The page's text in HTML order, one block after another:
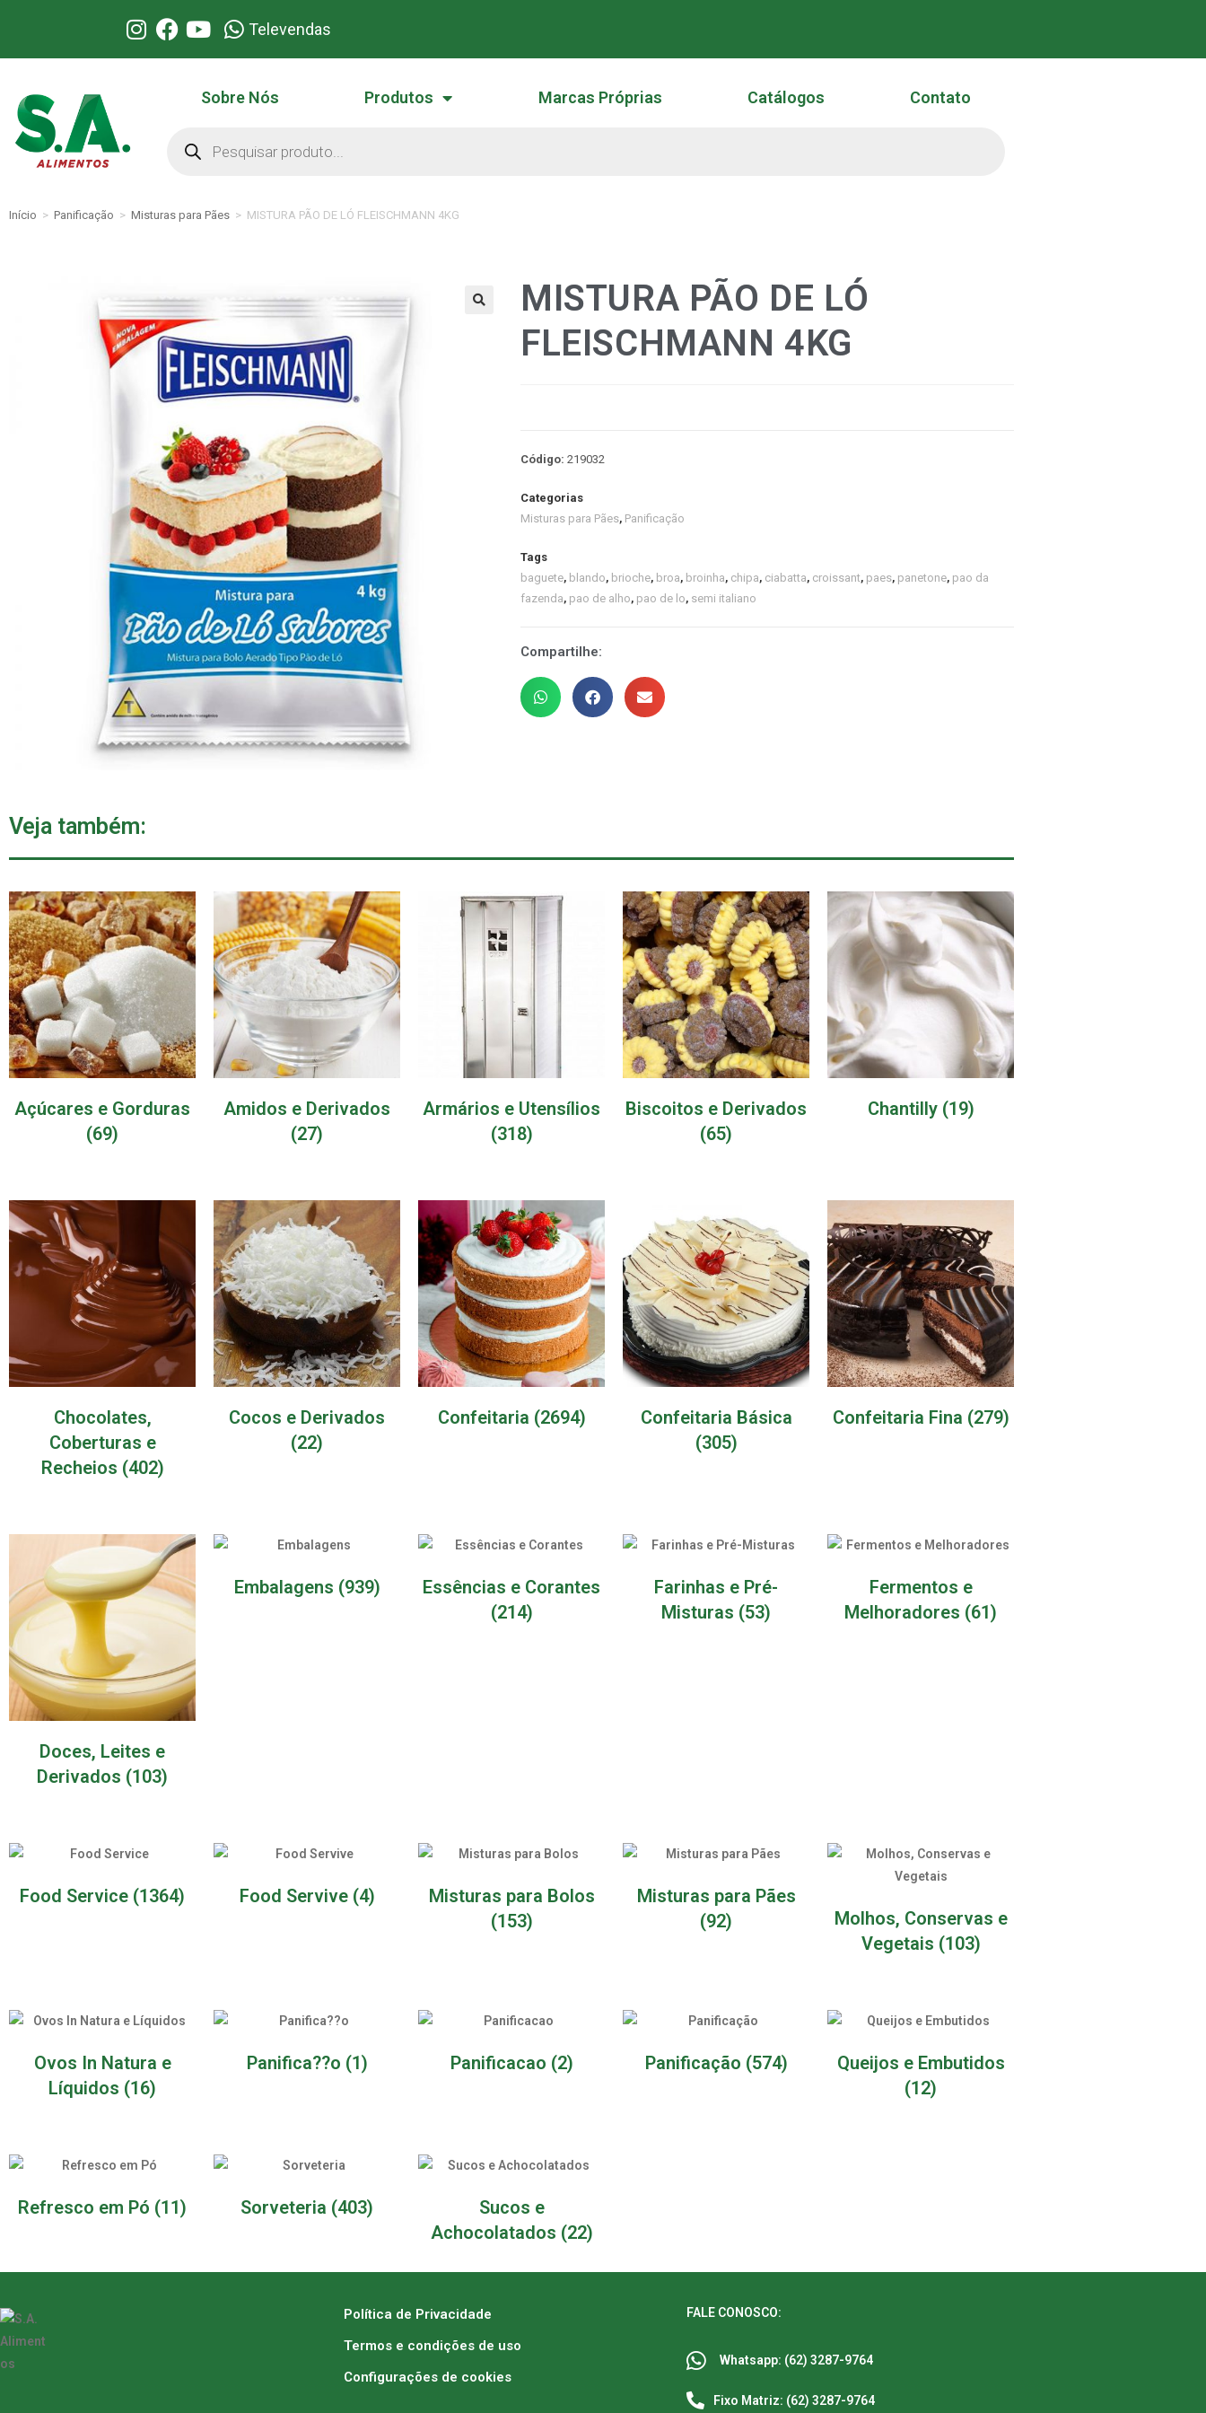
Televendas
Sobre Nós Produtos Marcas Próprias Catálogos Contato
Início > Panificação > Misturas para Pães > MISTURA PÃO DE LÓ FLEISCHMANN 4KG
MISTURA PÃO DE LÓ
FLEISCHMANN 4KG
Código: 219032
Categorias
Misturas para Pães, Panificação
Tags
baguete, blando, brioche, broa, broinha, chipa, ciabatta, croissant, paes, panetone, pao da
fazenda, pao de alho, pao de lo, semi italiano
Compartilhe:
Veja também:
Açúcares e Gorduras
(69)
Amidos e Derivados
(27)
Armários e Utensílios
(318)
Biscoitos e Derivados
(65)
Chantilly (19)
Chocolates,
Coberturas e
Recheios (402)
Cocos e Derivados
(22)
Confeitaria (2694)
Confeitaria Básica
(305)
Confeitaria Fina (279)
Doces, Leites e
Derivados (103)
Embalagens (939)
Essências e Corantes
(214)
Farinhas e Pré-
Misturas (53)
Fermentos e
Melhoradores (61)
Food Service (1364) Food Servive (4)
Misturas para Bolos
(153)
Misturas para Pães
(92)
Molhos, Conservas e
Vegetais (103)
Ovos In Natura e
Líquidos (16)
Panifica??o (1) Panificacao (2) Panificação (574)
Queijos e Embutidos
(12)
Refresco em Pó (11) Sorveteria (403)
Sucos e
Achocolatados (22)
Política de Privacidade
Termos e condições de uso
Configurações de cookies
FALE CONOSCO:
Whatsapp: (62) 3287-9764
Fixo Matriz: (62) 3287-9764